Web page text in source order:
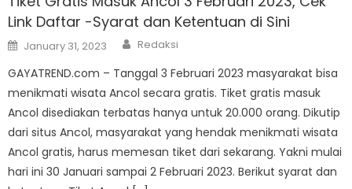
Link Daftar -Syarat dan Ketentuan di Sini
Posted
on
January 31, 2023 Author
Redaksi
GAYATREND.com – Tanggal 3 Februari 2023 masyarakat bisa
menikmati wisata Ancol secara gratis. Tiket gratis masuk
Ancol disediakan terbatas hanya untuk 20.000 orang. Dikutip
dari situs Ancol, masyarakat yang hendak menikmati wisata
Ancol gratis, harus memesan tiket dari sekarang. Yakni mulai
hari ini 30 Januari sampai 2 Februari 2023. Berikut syarat dan